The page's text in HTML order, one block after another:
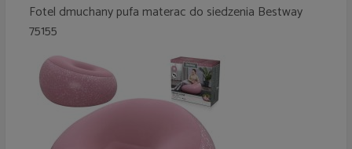
Fotel dmuchany pufa materac do siedzenia Bestway
75155